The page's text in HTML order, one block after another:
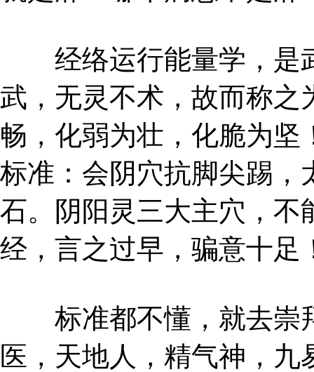
经络运行能量学，是
武，无灵不术，故而称之
畅，化弱为壮，化脆为
标准：会阴穴抗脚尖踢，
石。阴阳灵三大主穴，不
经，言之过早，骗意十足
标准都不懂，就去崇
医，天地人，精气神，